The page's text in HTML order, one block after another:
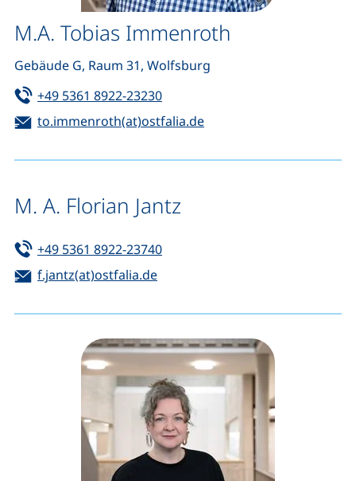
M.A. Tobias Immenroth
Gebäude G, Raum 31, Wolfsburg
Tel:
+49 5361 8922-23230(startet einen Telefonanruf,
E-Mail:
to.immenroth(at)ostfalia.de(öffnet Ihr E-Mail-
M. A. Florian Jantz
Tel:
+49 5361 8922-23740(startet einen Telefonanruf,
E-Mail:
f.jantz(at)ostfalia.de(öffnet Ihr E-Mail-Programm)